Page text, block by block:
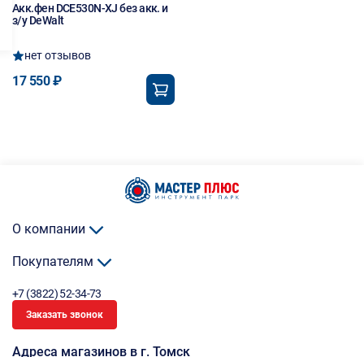
Акк.фен DCE530N-XJ без акк. и
з/у DeWalt
нет отзывов
17 550 ₽
О компании
Покупателям
+7 (3822) 52-34-73
Заказать звонок
Адреса магазинов в г. Томск